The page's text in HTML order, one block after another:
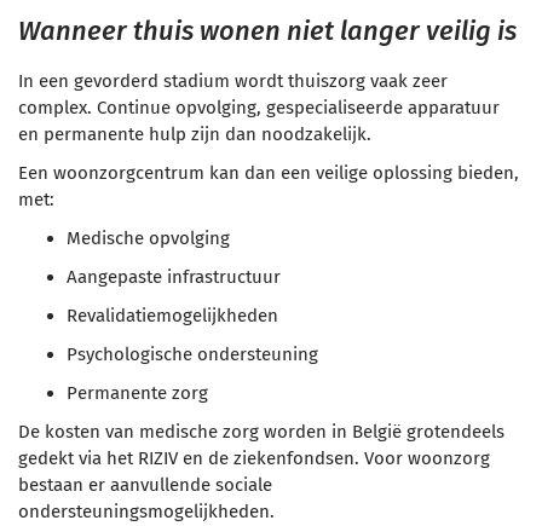
Wanneer thuis wonen niet langer veilig is
In een gevorderd stadium wordt thuiszorg vaak zeer
complex. Continue opvolging, gespecialiseerde apparatuur
en permanente hulp zijn dan noodzakelijk.
Een woonzorgcentrum kan dan een veilige oplossing bieden,
met:
Medische opvolging
Aangepaste infrastructuur
Revalidatiemogelijkheden
Psychologische ondersteuning
Permanente zorg
De kosten van medische zorg worden in België grotendeels
gedekt via het RIZIV en de ziekenfondsen. Voor woonzorg
bestaan er aanvullende sociale
ondersteuningsmogelijkheden.